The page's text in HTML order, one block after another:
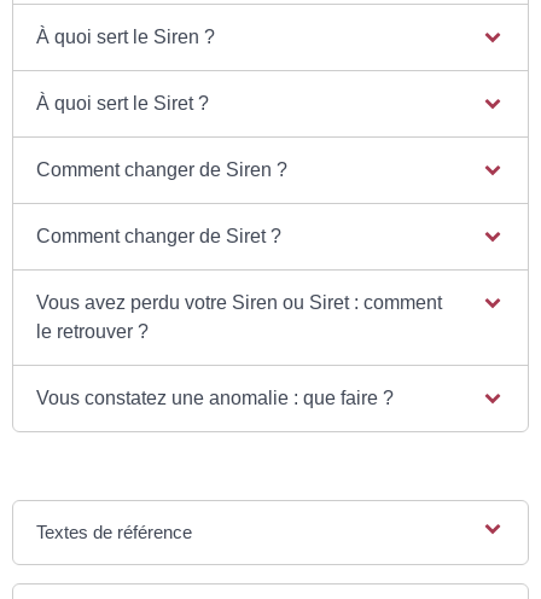
À quoi sert le Siren ?
À quoi sert le Siret ?
Comment changer de Siren ?
Comment changer de Siret ?
Vous avez perdu votre Siren ou Siret : comment
le retrouver ?
Vous constatez une anomalie : que faire ?
Textes de référence